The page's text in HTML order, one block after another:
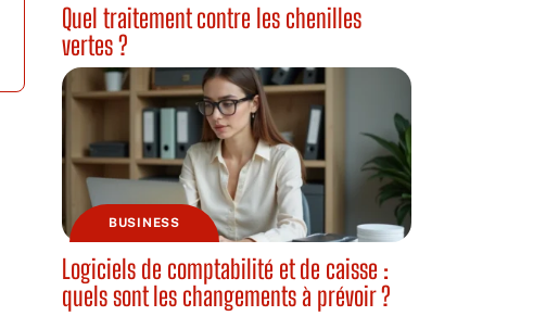
Quel traitement contre les chenilles
vertes ?
BUSINESS
Logiciels de comptabilité et de caisse :
quels sont les changements à prévoir ?